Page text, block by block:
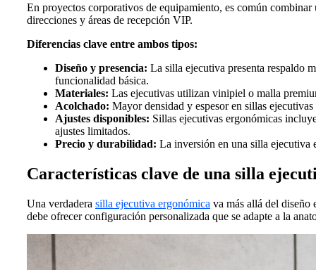
En proyectos corporativos de equipamiento, es común
direcciones y áreas de recepción VIP.
Diferencias clave entre ambos tipos:
Diseño y presencia: La silla ejecutiva presenta respaldo
funcionalidad básica.
Materiales: Las ejecutivas utilizan vinipiel o malla
Acolchado: Mayor densidad y espesor en sillas
Ajustes disponibles: Sillas ejecutivas ergonómicas
ajustes limitados.
Precio y durabilidad: La inversión en una silla ejecutiva
Características clave de una silla
Una verdadera silla ejecutiva ergonómica va más allá del diseño
debe ofrecer configuración personalizada que se adapte a la